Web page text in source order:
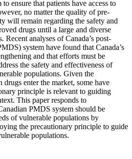
ensure that patients have access to
no matter the quality of pre-
will remain regarding the safety and
drugs until a large and diverse
Recent analyses of Canada’s post-
system have found that Canada’s
and that efforts must be
the safety and effectiveness of
populations. Given the
enter the market, some have
principle is relevant to guiding
This paper responds to
PMDS system should be
of vulnerable populations by
the precautionary principle to guide
populations.